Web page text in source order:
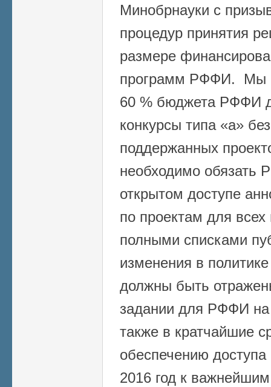
Минобрнауки с
процедур принятия
размере
программ РФФИ. Мы
60 % бюджета РФФИ
конкурсы типа «а»
поддержанных
необходимо обязать
открытом доступе
по проектам для всех
полными списками
изменения в
должны быть
задании для РФФИ
также в кратчайшие
обеспечению
2016 год к